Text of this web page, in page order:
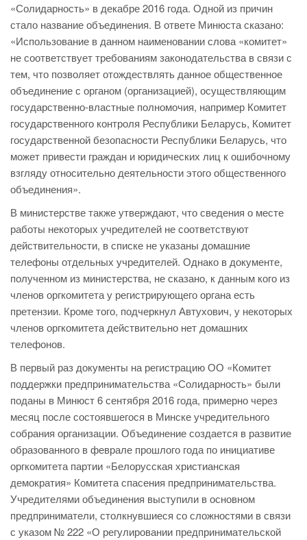
«Солидарность» в декабре 2016 года. Одной из причин
стало название объединения. В ответе Минюста сказано:
«Использование в данном наименовании слова «комитет»
не соответствует требованиям законодательства в связи с
тем, что позволяет отождествлять данное общественное
объединение с органом (организацией), осуществляющим
государственно-властные полномочия, например Комитет
государственного контроля Республики Беларусь, Комитет
государственной безопасности Республики Беларусь, что
может привести граждан и юридических лиц к ошибочному
взгляду относительно деятельности этого общественного
объединения».
В министерстве также утверждают, что сведения о месте
работы некоторых учредителей не соответствуют
действительности, в списке не указаны домашние
телефоны отдельных учредителей. Однако в документе,
полученном из министерства, не сказано, к данным кого из
членов оргкомитета у регистрирующего органа есть
претензии. Кроме того, подчеркнул Автухович, у некоторых
членов оргкомитета действительно нет домашних
телефонов.
В первый раз документы на регистрацию ОО «Комитет
поддержки предпринимательства «Солидарность» были
поданы в Минюст 6 сентября 2016 года, примерно через
месяц после состоявшегося в Минске учредительного
собрания организации. Объединение создается в развитие
образованного в феврале прошлого года по инициативе
оргкомитета партии «Белорусская христианская
демократия» Комитета спасения предпринимательства.
Учредителями объединения выступили в основном
предприниматели, столкнувшиеся со сложностями в связи
с указом № 222 «О регулировании предпринимательской